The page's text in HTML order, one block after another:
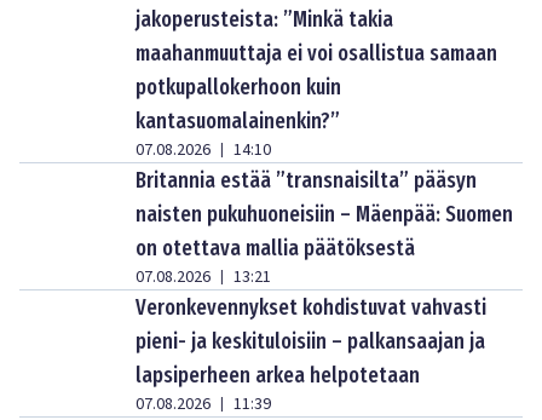
jakoperusteista: ”Minkä takia
maahanmuuttaja ei voi osallistua samaan
potkupallokerhoon kuin
kantasuomalainenkin?”
07.08.2026 | 14:10
Britannia estää ”transnaisilta” pääsyn
naisten pukuhuoneisiin – Mäenpää: Suomen
on otettava mallia päätöksestä
07.08.2026 | 13:21
Veronkevennykset kohdistuvat vahvasti
pieni- ja keskituloisiin – palkansaajan ja
lapsiperheen arkea helpotetaan
07.08.2026 | 11:39